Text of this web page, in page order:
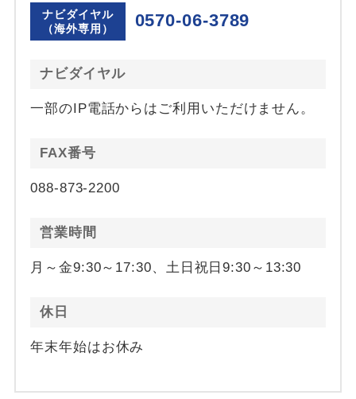
ナビダイヤル
（海外専用）
0570-06-3789
ナビダイヤル
一部のIP電話からはご利用いただけません。
FAX番号
088-873-2200
営業時間
月～金9:30～17:30、土日祝日9:30～13:30
休日
年末年始はお休み